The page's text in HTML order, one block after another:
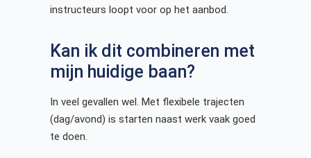
instructeurs loopt voor op het aanbod.
Kan ik dit combineren met
mijn huidige baan?
In veel gevallen wel. Met flexibele trajecten
(dag/avond) is starten naast werk vaak goed
te doen.